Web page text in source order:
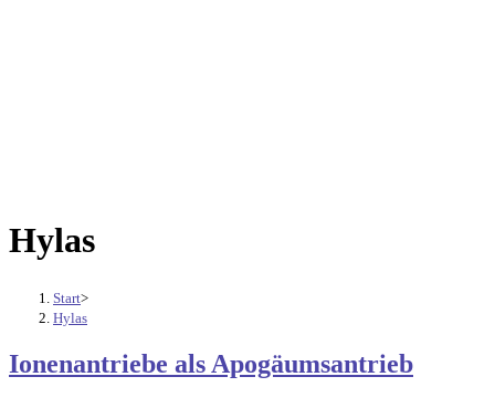
Hylas
Start>
Hylas
Ionenantriebe als Apogäumsantrieb